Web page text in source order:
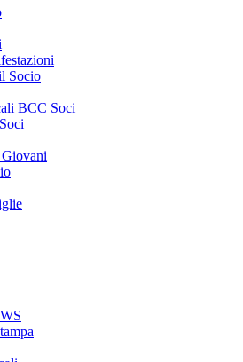
Socio
BCC Soci